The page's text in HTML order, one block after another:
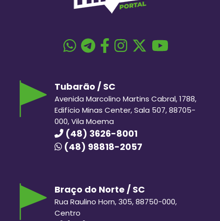
Tubarão / SC
Avenida Marcolino Martins Cabral, 1788,
Edifício Minas Center, Sala 507, 88705-
000, Vila Moema
(48) 3626-8001
(48) 98818-2057
Braço do Norte / SC
Rua Raulino Horn, 305, 88750-000,
Centro